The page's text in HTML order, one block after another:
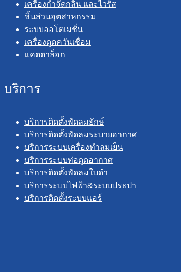
เครื่องกำจัดกลิ่น และไวรัส
ชิ้นส่วนอุตสาหกรรม
ระบบออโตเมชั่น
เครื่องดูดควันเชื่อม
แคตตาล็อก
บริการ
บริการติดตั้งพัดลมยักษ์
บริการติดตั้งพัดลมระบายอากาศ
บริการระบบเครื่องทำลมเย็น
บริการระบบท่อดูดอากาศ
บริการติดตั้งพัดลมใบดำ
บริการระบบไฟฟ้า&ระบบประปา
บริการติดตั้งระบบแอร์